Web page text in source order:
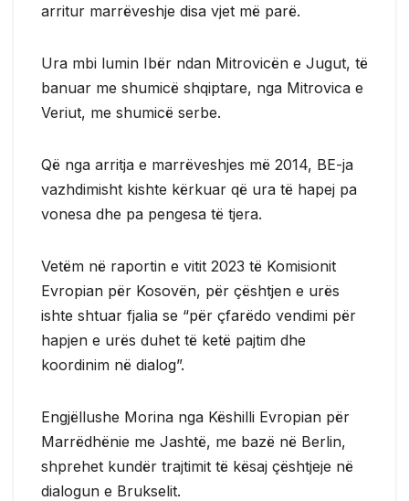
arritur marrëveshje disa vjet më parë.
Ura mbi lumin Ibër ndan Mitrovicën e Jugut, të
banuar me shumicë shqiptare, nga Mitrovica e
Veriut, me shumicë serbe.
Që nga arritja e marrëveshjes më 2014, BE-ja
vazhdimisht kishte kërkuar që ura të hapej pa
vonesa dhe pa pengesa të tjera.
Vetëm në raportin e vitit 2023 të Komisionit
Evropian për Kosovën, për çështjen e urës
ishte shtuar fjalia se “për çfarëdo vendimi për
hapjen e urës duhet të ketë pajtim dhe
koordinim në dialog”.
Engjëllushe Morina nga Këshilli Evropian për
Marrëdhënie me Jashtë, me bazë në Berlin,
shprehet kundër trajtimit të kësaj çështjeje në
dialogun e Brukselit.